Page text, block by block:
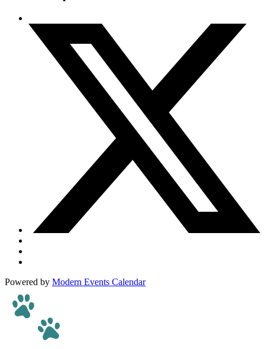
Powered by Modern Events Calendar